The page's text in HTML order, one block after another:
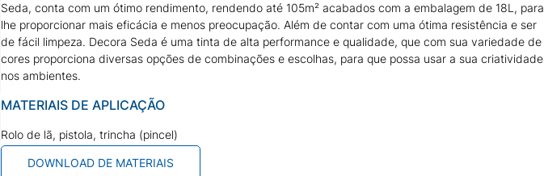
Seda, conta com um ótimo rendimento, rendendo até 105m² acabados com a embalagem de 18L, para
lhe proporcionar mais eficácia e menos preocupação. Além de contar com uma ótima resistência e ser
de fácil limpeza. Decora Seda é uma tinta de alta performance e qualidade, que com sua variedade de
cores proporciona diversas opções de combinações e escolhas, para que possa usar a sua criatividade
nos ambientes.
MATERIAIS DE APLICAÇÃO
Rolo de lã, pistola, trincha (pincel)
DOWNLOAD DE MATERIAIS